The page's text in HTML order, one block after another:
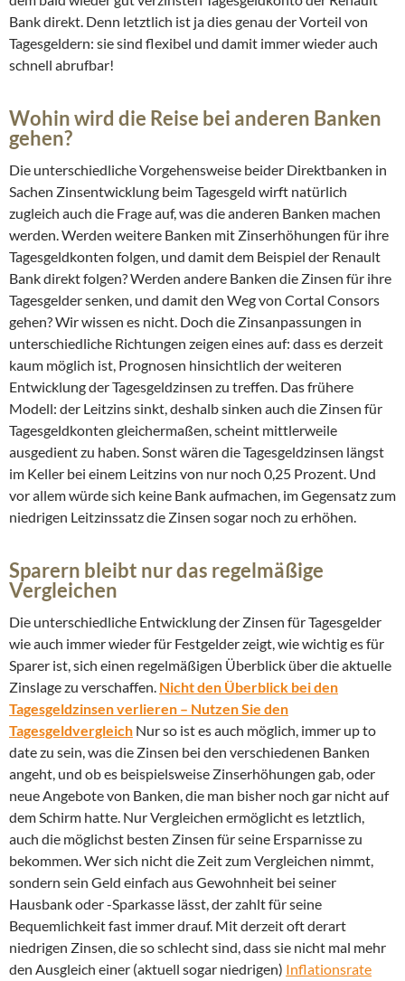
Bank direkt. Denn letztlich ist ja dies genau der Vorteil von
Tagesgeldern: sie sind flexibel und damit immer wieder auch
schnell abrufbar!
Wohin wird die Reise bei anderen Banken
gehen?
Die unterschiedliche Vorgehensweise beider Direktbanken in
Sachen Zinsentwicklung beim Tagesgeld wirft natürlich
zugleich auch die Frage auf, was die anderen Banken machen
werden. Werden weitere Banken mit Zinserhöhungen für ihre
Tagesgeldkonten folgen, und damit dem Beispiel der Renault
Bank direkt folgen? Werden andere Banken die Zinsen für ihre
Tagesgelder senken, und damit den Weg von Cortal Consors
gehen? Wir wissen es nicht. Doch die Zinsanpassungen in
unterschiedliche Richtungen zeigen eines auf: dass es derzeit
kaum möglich ist, Prognosen hinsichtlich der weiteren
Entwicklung der Tagesgeldzinsen zu treffen. Das frühere
Modell: der Leitzins sinkt, deshalb sinken auch die Zinsen für
Tagesgeldkonten gleichermaßen, scheint mittlerweile
ausgedient zu haben. Sonst wären die Tagesgeldzinsen längst
im Keller bei einem Leitzins von nur noch 0,25 Prozent. Und
vor allem würde sich keine Bank aufmachen, im Gegensatz zum
niedrigen Leitzinssatz die Zinsen sogar noch zu erhöhen.
Sparern bleibt nur das regelmäßige
Vergleichen
Die unterschiedliche Entwicklung der Zinsen für Tagesgelder
wie auch immer wieder für Festgelder zeigt, wie wichtig es für
Sparer ist, sich einen regelmäßigen Überblick über die aktuelle
Zinslage zu verschaffen. Nicht den Überblick bei den
Tagesgeldzinsen verlieren – Nutzen Sie den
Tagesgeldvergleich Nur so ist es auch möglich, immer up to
date zu sein, was die Zinsen bei den verschiedenen Banken
angeht, und ob es beispielsweise Zinserhöhungen gab, oder
neue Angebote von Banken, die man bisher noch gar nicht auf
dem Schirm hatte. Nur Vergleichen ermöglicht es letztlich,
auch die möglichst besten Zinsen für seine Ersparnisse zu
bekommen. Wer sich nicht die Zeit zum Vergleichen nimmt,
sondern sein Geld einfach aus Gewohnheit bei seiner
Hausbank oder -Sparkasse lässt, der zahlt für seine
Bequemlichkeit fast immer drauf. Mit derzeit oft derart
niedrigen Zinsen, die so schlecht sind, dass sie nicht mal mehr
den Ausgleich einer (aktuell sogar niedrigen) Inflationsrate